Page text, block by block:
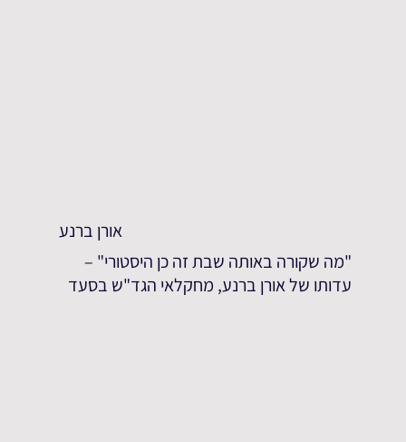
אורן ברנע
"מה שקורה באותה שבת זה כן היסטורי" –
עדותו של אורן ברנע, מחקלאי הגד"ש בסעד